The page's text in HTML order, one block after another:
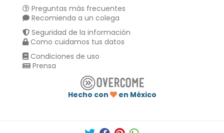
Preguntas más frecuentes
Recomienda a un colega
Seguridad de la información
Como cuidamos tus datos
Condiciones de uso
Prensa
Hecho con
en México